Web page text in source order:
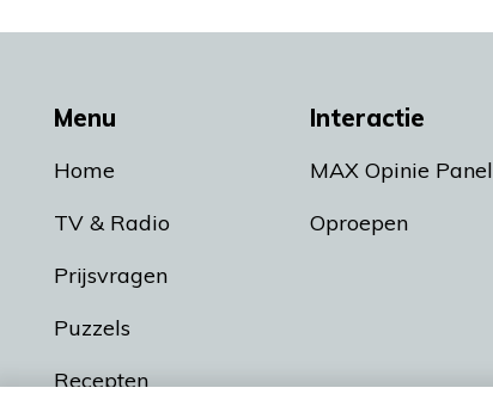
Menu
Home
TV & Radio
Prijsvragen
Puzzels
Recepten
Interactie
MAX Opinie Panel
Oproepen